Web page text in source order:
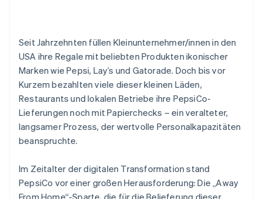
Seit Jahrzehnten füllen Kleinunternehmer/innen in den
USA ihre Regale mit beliebten Produkten ikonischer
Marken wie Pepsi, Lay’s und Gatorade. Doch bis vor
Kurzem bezahlten viele dieser kleinen Läden,
Restaurants und lokalen Betriebe ihre PepsiCo-
Lieferungen noch mit Papierchecks – ein veralteter,
langsamer Prozess, der wertvolle Personalkapazitäten
beanspruchte.
Im Zeitalter der digitalen Transformation stand
PepsiCo vor einer großen Herausforderung: Die „Away
From Home“-Sparte, die für die Belieferung dieser